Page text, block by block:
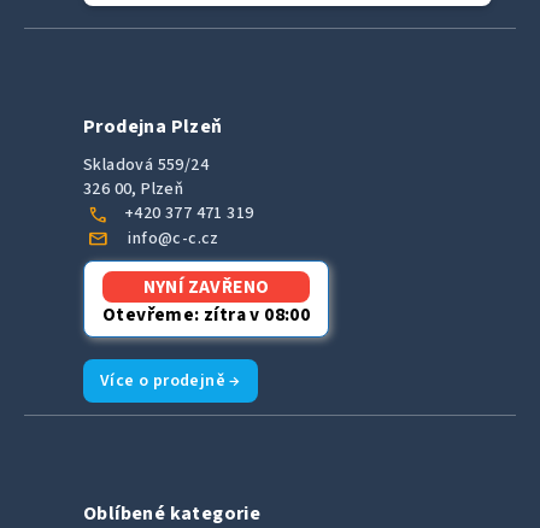
Prodejna Plzeň
Skladová 559/24
326 00, Plzeň
call +420 377 471 319
mail info@c-c.cz
NYNÍ ZAVŘENO
Otevřeme: zítra v 08:00
Více o prodejně →
Oblíbené kategorie